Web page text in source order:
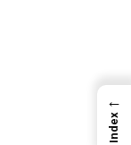
←
Index